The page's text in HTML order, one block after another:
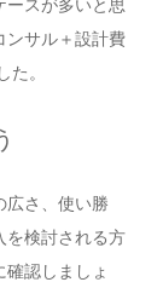
ースが多いと思
ンサル＋設計費
。
広さ、使い勝
を検討される方
認しましょ